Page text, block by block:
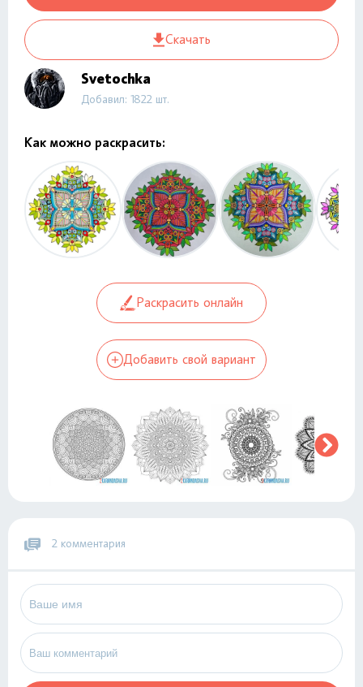
Скачать
Svetochka
Добавил: 1822 шт.
Как можно раскрасить:
Раскрасить онлайн
Добавить свой вариант
2 комментария